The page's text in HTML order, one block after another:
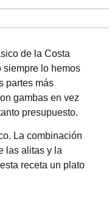
de la Costa
siempre lo hemos
partes más
gambas en vez
presupuesto.
La combinación
las alitas y la
receta un plato